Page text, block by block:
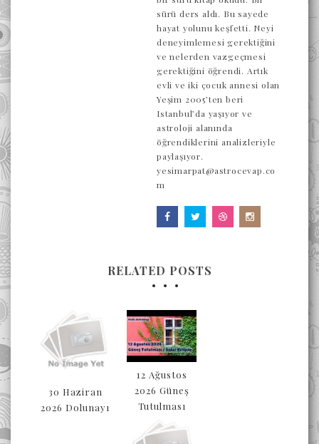
sürü ders aldı. Bu sayede
hayat yolunu keşfetti. Neyi
deneyimlemesi gerektiğini
ve nelerden vazgeçmesi
gerektiğini öğrendi. Artık
evli ve iki çocuk annesi olan
Yeşim 2005’ten beri
Istanbul’da yaşıyor ve
astroloji alanında
öğrendiklerini analizleriyle
paylaşıyor.
yesimarpat@astrocevap.co
m
RELATED POSTS
30 Haziran
2026 Dolunayı
12 Ağustos
2026 Güneş
Tutulması